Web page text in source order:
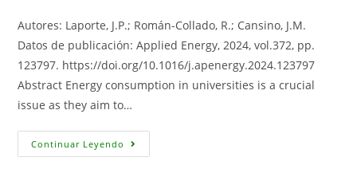
Autores: Laporte, J.P.; Román-Collado, R.; Cansino, J.M.
Datos de publicación: Applied Energy, 2024, vol.372, pp.
123797. https://doi.org/10.1016/j.apenergy.2024.123797
Abstract Energy consumption in universities is a crucial
issue as they aim to…
Continuar Leyendo Key
Driving